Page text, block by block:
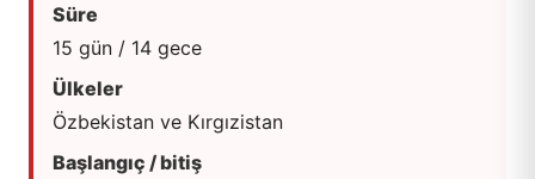
Süre
15 gün / 14 gece
Ülkeler
Özbekistan ve Kırgızistan
Başlangıç / bitiş